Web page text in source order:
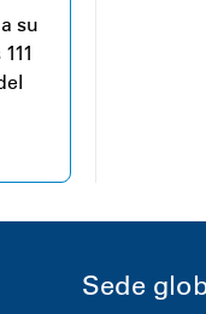
su
Sede